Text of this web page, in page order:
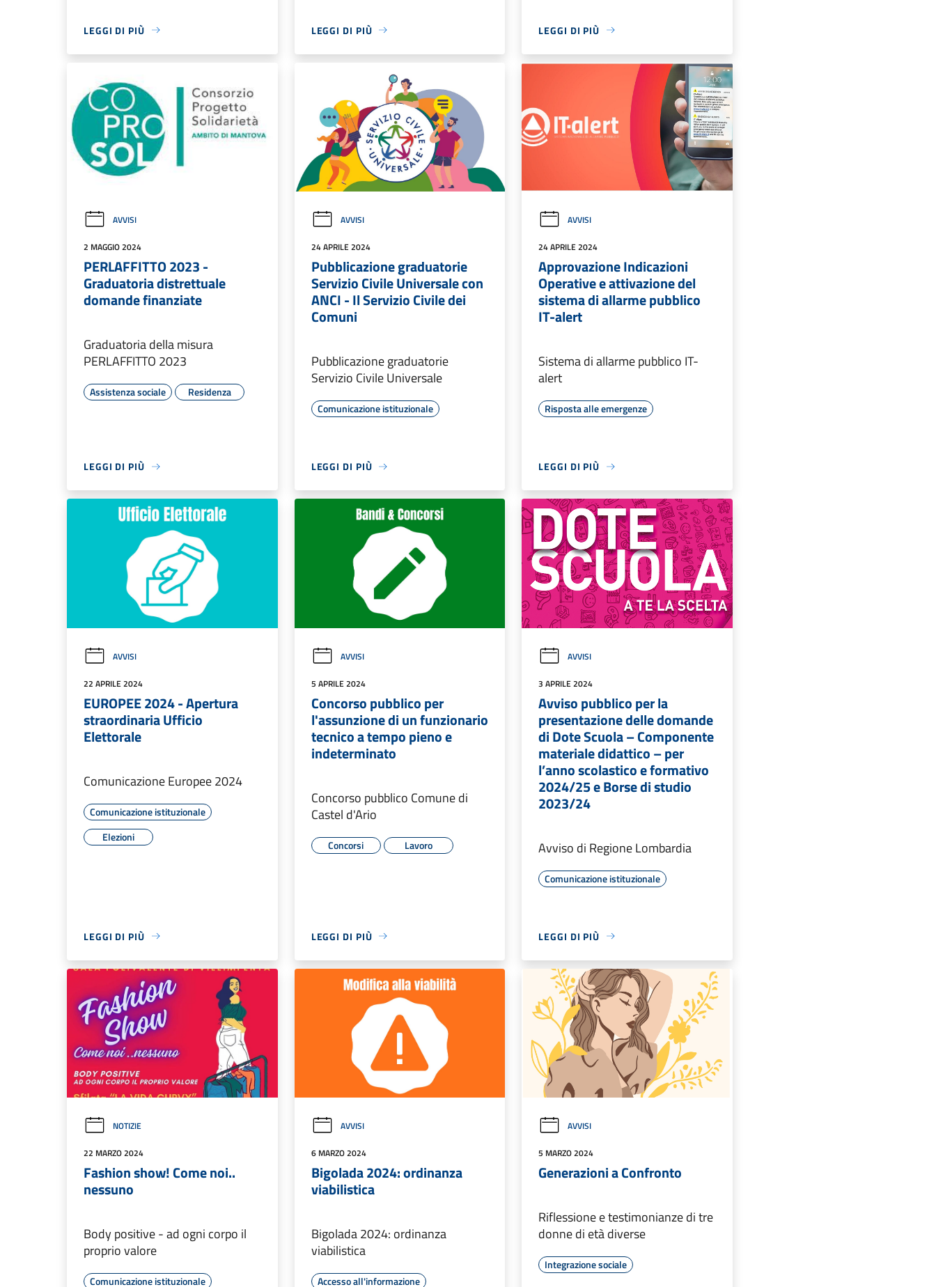
LEGGI DI PIÙ LEGGI DI PIÙ LEGGI DI PIÙ
AVVISI
2 MAGGIO 2024
PERLAFFITTO 2023 -
Graduatoria distrettuale
domande finanziate
Graduatoria della misura
PERLAFFITTO 2023
Assistenza sociale Residenza
LEGGI DI PIÙ
AVVISI
24 APRILE 2024
Pubblicazione graduatorie
Servizio Civile Universale con
ANCI - Il Servizio Civile dei
Comuni
Pubblicazione graduatorie
Servizio Civile Universale
Comunicazione istituzionale
LEGGI DI PIÙ
AVVISI
24 APRILE 2024
Approvazione Indicazioni
Operative e attivazione del
sistema di allarme pubblico
IT-alert
Sistema di allarme pubblico IT-
alert
Risposta alle emergenze
LEGGI DI PIÙ
AVVISI
22 APRILE 2024
EUROPEE 2024 - Apertura
straordinaria Ufficio
Elettorale
Comunicazione Europee 2024
Comunicazione istituzionale
Elezioni
LEGGI DI PIÙ
AVVISI
5 APRILE 2024
Concorso pubblico per
l'assunzione di un funzionario
tecnico a tempo pieno e
indeterminato
Concorso pubblico Comune di
Castel d'Ario
Concorsi Lavoro
LEGGI DI PIÙ
AVVISI
3 APRILE 2024
Avviso pubblico per la
presentazione delle domande
di Dote Scuola – Componente
materiale didattico – per
l’anno scolastico e formativo
2024/25 e Borse di studio
2023/24
Avviso di Regione Lombardia
Comunicazione istituzionale
LEGGI DI PIÙ
NOTIZIE
22 MARZO 2024
Fashion show! Come noi..
nessuno
Body positive - ad ogni corpo il
proprio valore
Comunicazione istituzionale
AVVISI
6 MARZO 2024
Bigolada 2024: ordinanza
viabilistica
Bigolada 2024: ordinanza
viabilistica
Accesso all'informazione
AVVISI
5 MARZO 2024
Generazioni a Confronto
Riflessione e testimonianze di tre
donne di età diverse
Integrazione sociale